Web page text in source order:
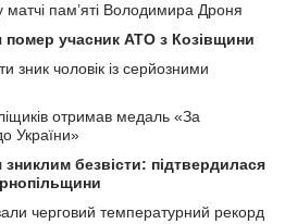
пам’яті Володимира Дроня
помер учасник АТО з Козівщини
зник чоловік із серйозними
отримав медаль «За
України»
безвісти: підтвердилася
черговий температурний рекорд